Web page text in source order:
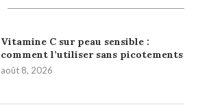
Vitamine C sur peau sensible :
comment l’utiliser sans picotements
août 8, 2026